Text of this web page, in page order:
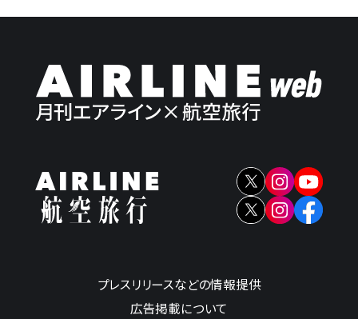
プレスリリースなどの情報提供
広告掲載について